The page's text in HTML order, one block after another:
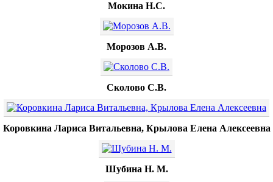
Мокина Н.С.
Морозов А.В.
Сколово С.В.
Коровкина Лариса Витальевна, Крылова Елена Алексеевна
Шубина Н. М.